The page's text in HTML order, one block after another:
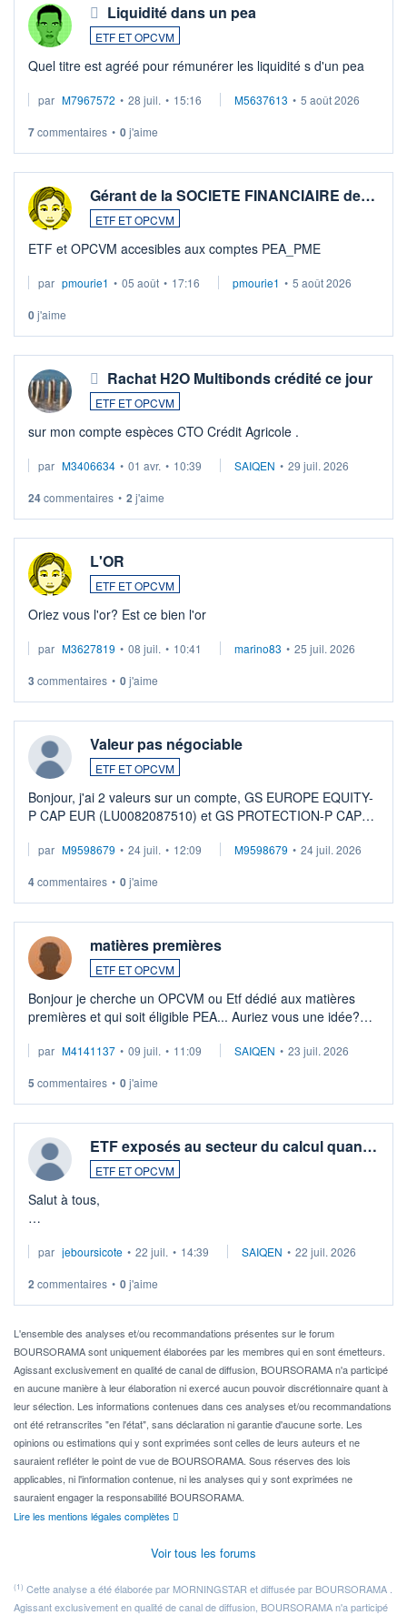
Liquidité dans un pea
ETF ET OPCVM
Quel titre est agréé pour rémunérer les liquidité s d'un pea
par M7967572 • 28 juil. • 15:16 M5637613 • 5 août 2026
7commentaires • 0j'aime
Gérant de la SOCIETE FINANCIAIRE de…
ETF ET OPCVM
ETF et OPCVM accesibles aux comptes PEA_PME
par pmourie1 • 05 août • 17:16 pmourie1 • 5 août 2026
0j'aime
Rachat H2O Multibonds crédité ce jour
ETF ET OPCVM
sur mon compte espèces CTO Crédit Agricole .
par M3406634 • 01 avr. • 10:39 SAIQEN • 29 juil. 2026
24commentaires • 2 j'aime
L'OR
ETF ET OPCVM
Oriez vous l'or? Est ce bien l'or
par M3627819 • 08 juil. • 10:41 marino83 • 25 juil. 2026
3 commentaires • 0j'aime
Valeur pas négociable
ETF ET OPCVM
Bonjour, j'ai 2 valeurs sur un compte, GS EUROPE EQUITY-
P CAP EUR (LU0082087510) et GS PROTECTION-P CAP
veux procéder à la vente, on me signale ...
par M9598679 • 24 juil. • 12:09 M9598679 • 24 juil. 2026
4commentaires • 0j'aime
matières premières
ETF ET OPCVM
Bonjour je cherche un OPCVM ou Etf dédié aux matières
premières et qui soit éligible PEA... Auriez vous une idée?
par M4141137 • 09 juil. • 11:09 SAIQEN • 23 juil. 2026
5 commentaires • 0j'aime
ETF exposés au secteur du calcul quan…
ETF ET OPCVM
Salut à tous,
via un ETF plutôt que des actions individuelles.
Idéalement, je voudrais qu'il soit éligible au PEA.
Pour l' ...
par jeboursicote • 22 juil. • 14:39 SAIQEN • 22 juil. 2026
2 commentaires • 0j'aime
L'ensemble des analyses et/ou recommandations présentes sur le forum
BOURSORAMA sont uniquement élaborées par les membres qui en sont émetteurs.
Agissant exclusivement en qualité de canal de diffusion, BOURSORAMA n'a participé
en aucune manière à leur élaboration ni exercé aucun pouvoir discrétionnaire quant à
leur sélection. Les informations contenues dans ces analyses et/ou recommandations
ont été retranscrites "en l'état", sans déclaration ni garantie d'aucune sorte. Les
opinions ou estimations qui y sont exprimées sont celles de leurs auteurs et ne
sauraient refléter le point de vue de BOURSORAMA. Sous réserves des lois
applicables, ni l'information contenue, ni les analyses qui y sont exprimées ne
sauraient engager la responsabilité BOURSORAMA.
Lire les mentions légales complètes
Voir tous les forums
(1) Cette analyse a été élaborée par MORNINGSTAR et diffusée par BOURSORAMA .
Agissant exclusivement en qualité de canal de diffusion, BOURSORAMA n'a participé